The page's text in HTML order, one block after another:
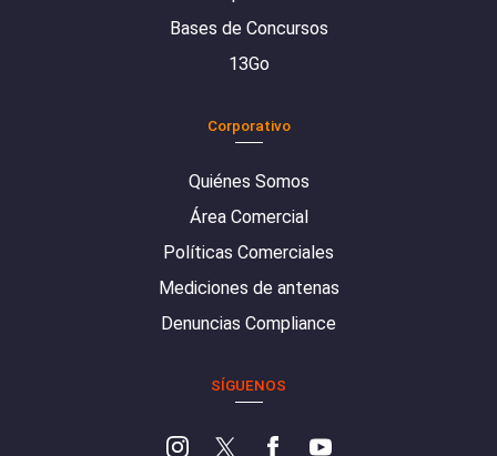
Bases de Concursos
13Go
Corporativo
Quiénes Somos
Área Comercial
Políticas Comerciales
Mediciones de antenas
Denuncias Compliance
SÍGUENOS